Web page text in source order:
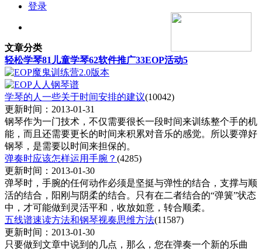
登录
文章分类
轻松学琴81 儿童学琴62软件推广33EOP活动5
学琴的人一些关于时间安排的建议(10042)
更新时间：2013-01-31
钢琴作为一门技术，不仅需要很长一段时间来训练整个手的机
能，而且还需要更长的时间来积累对音乐的感觉。所以要弹好
钢琴，是需要以时间来担保的。
弹奏时应该怎样运用手腕？ (4285)
更新时间：2013-01-30
弹琴时，手腕的任何动作必须是坚挺与弹性的结合，支撑与顺
活的结合，阳刚与阴柔的结合。只有在二者结合的“弹簧”状态
中，才可能做到灵活平和，收放如意，转合顺柔。
五线谱速读方法和钢琴视奏思维方法(11587)
更新时间：2013-01-30
只要做到文章中说到的几点，那么，您在弹奏一个新的乐曲